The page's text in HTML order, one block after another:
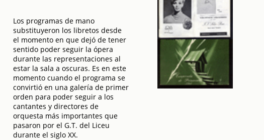
Los programas de mano
substituyeron los libretos desde
el momento en que dejó de tener
sentido poder seguir la ópera
durante las representaciones al
estar la sala a oscuras. Es en este
momento cuando el programa se
convirtió en una galería de primer
orden para poder seguir a los
cantantes y directores de
orquesta más importantes que
pasaron por el G.T. del Liceu
durante el siglo XX.